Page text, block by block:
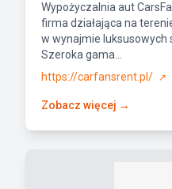
Wypożyczalnia aut
firma działająca na
w wynajmie luksusowych
Szeroka gama...
https://carfansrent.pl/
↗
Zobacz więcej →